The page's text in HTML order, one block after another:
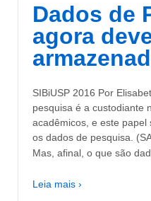
Dados de
agora
SIBiUSP 2016 Por
pesquisa é a custodiante
acadêmicos, e este
os dados de pesquisa.
Mas, afinal, o que são
Leia mais ›